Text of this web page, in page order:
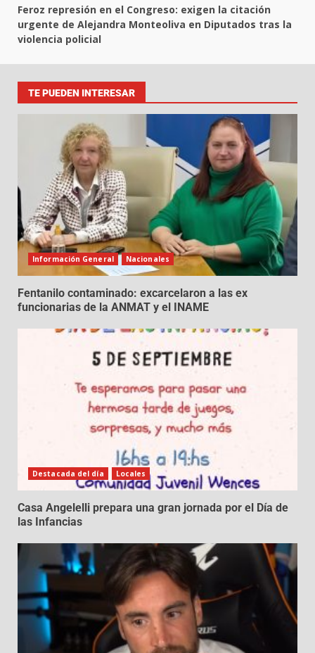
Feroz represión en el Congreso: exigen la citación
urgente de Alejandra Monteoliva en Diputados tras la
violencia policial
TE PUEDEN INTERESAR
Información General Nacionales
Fentanilo contaminado: excarcelaron a las ex
funcionarias de la ANMAT y el INAME
Destacada del día Locales
Casa Angelelli prepara una gran jornada por el Día de
las Infancias